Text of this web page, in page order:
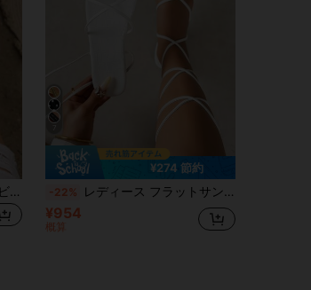
フレンチスタイル レディースビーチサンダル、ホリデー必需品、夏新作 スウィートフェアリースタイル 多用途ビーチバケーション ソフトソールサンダル、デートに適しています
¥274 節約
-22% レディース フラットサンダル、オープントゥ カジュアル ストラップ セクシースライド 室内&屋外用、春夏のアウトフィット
¥954
概算